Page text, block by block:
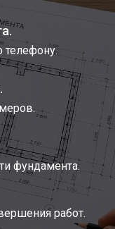
телефону.
фундамента.
работ.